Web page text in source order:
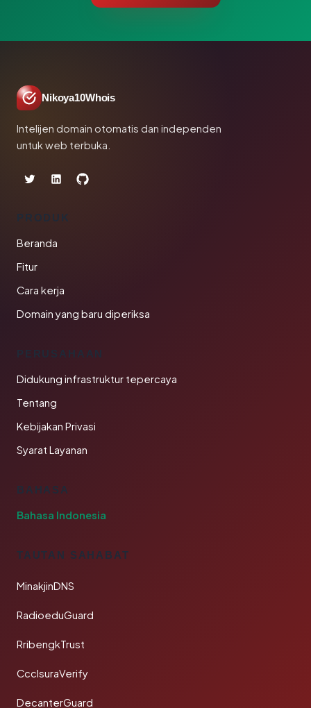
Nikoya10Whois
Intelijen domain otomatis dan independen
untuk web terbuka.
PRODUK
Beranda
Fitur
Cara kerja
Domain yang baru diperiksa
PERUSAHAAN
Didukung infrastruktur tepercaya
Tentang
Kebijakan Privasi
Syarat Layanan
BAHASA
Bahasa Indonesia
TAUTAN SAHABAT
MinakjinDNS
RadioeduGuard
RribengkTrust
CcclsuraVerify
DecanterGuard